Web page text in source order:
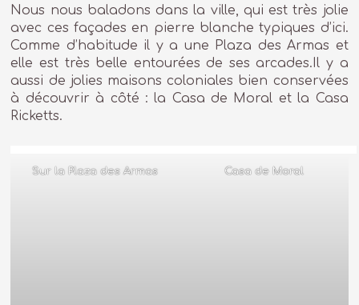
Nous nous baladons dans la ville, qui est très jolie
avec ces façades en pierre blanche typiques d’ici.
Comme d’habitude il y a une Plaza des Armas et
elle est très belle entourées de ses arcades.Il y a
aussi de jolies maisons coloniales bien conservées
à découvrir à côté : la Casa de Moral et la Casa
Ricketts.
Sur la Plaza des Armas Casa de Moral